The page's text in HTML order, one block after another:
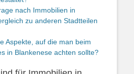
nach Immobilien in
zu anderen Stadtteilen
Aspekte, auf die man beim
in Blankenese achten sollte?